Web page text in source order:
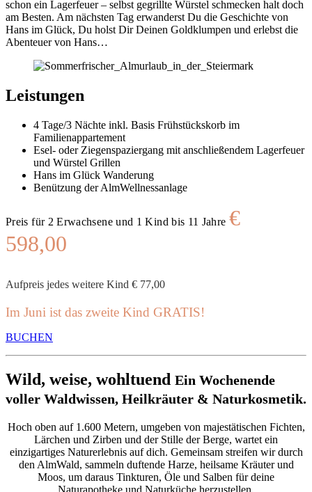
schon ein Lagerfeuer – selbst gegrillte Würstel schmecken halt doch
am Besten. Am nächsten Tag erwanderst Du die Geschichte von
Hans im Glück, Du holst Dir Deinen Goldklumpen und erlebst die
Abenteuer von Hans…
Leistungen
4 Tage/3 Nächte inkl. Basis Frühstückskorb im
Familienappartement
Esel- oder Ziegenspaziergang mit anschließendem Lagerfeuer
und Würstel Grillen
Hans im Glück Wanderung
Benützung der AlmWellnessanlage
Preis für 2 Erwachsene und 1 Kind bis 11 Jahre €
598,00
Aufpreis jedes weitere Kind € 77,00
Im Juni ist das zweite Kind GRATIS!
BUCHEN
Wild, weise, wohltuend Ein Wochenende
voller Waldwissen, Heilkräuter & Naturkosmetik.
Hoch oben auf 1.600 Metern, umgeben von majestätischen Fichten,
Lärchen und Zirben und der Stille der Berge, wartet ein
einzigartiges Naturerlebnis auf dich. Gemeinsam streifen wir durch
den AlmWald, sammeln duftende Harze, heilsame Kräuter und
Moos, um daraus Tinkturen, Öle und Salben für deine